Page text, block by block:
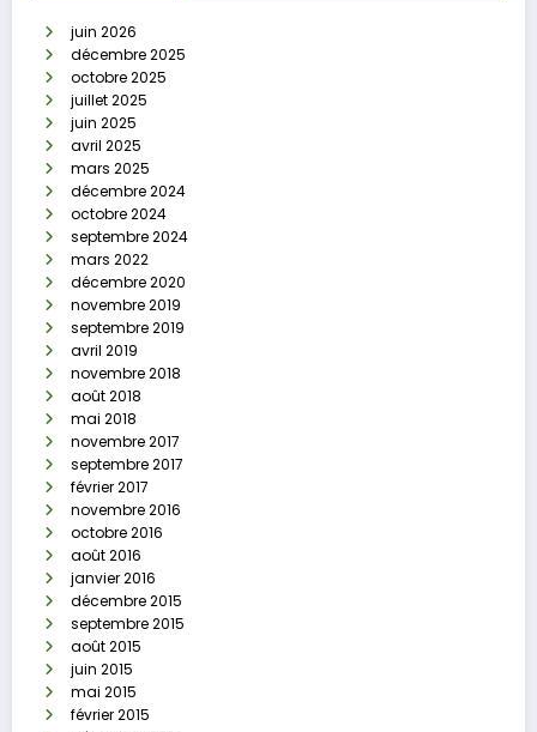
juin 2026
décembre 2025
octobre 2025
juillet 2025
juin 2025
avril 2025
mars 2025
décembre 2024
octobre 2024
septembre 2024
mars 2022
décembre 2020
novembre 2019
septembre 2019
avril 2019
novembre 2018
août 2018
mai 2018
novembre 2017
septembre 2017
février 2017
novembre 2016
octobre 2016
août 2016
janvier 2016
décembre 2015
septembre 2015
août 2015
juin 2015
mai 2015
février 2015